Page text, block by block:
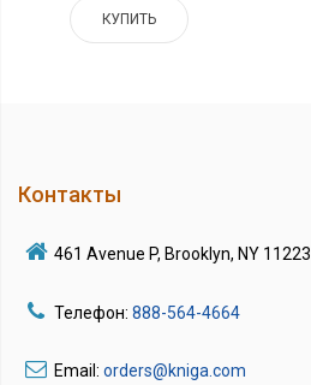
КУПИТЬ
Контакты
461 Avenue P, Brooklyn, NY 11223
Телефон: 888-564-4664
Email: orders@kniga.com